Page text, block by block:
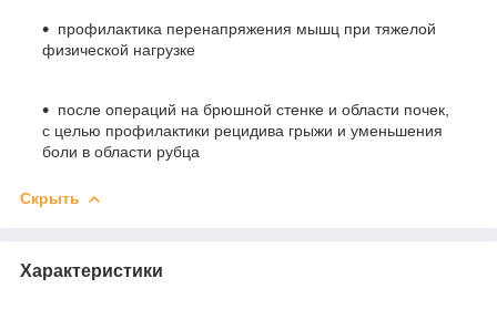
профилактика перенапряжения мышц при тяжелой
физической нагрузке
после операций на брюшной стенке и области почек,
с целью профилактики рецидива грыжи и уменьшения
боли в области рубца
Скрыть
Характеристики